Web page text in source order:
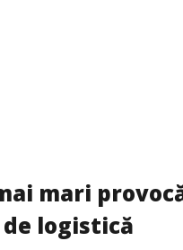
mari
logistică